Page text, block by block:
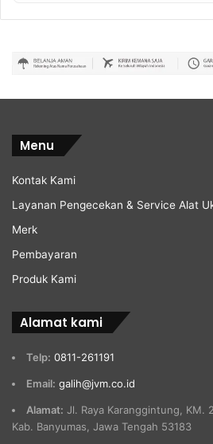
Menu
Kontak Kami
Layanan Pengecekan & Service Alat
Merk
Pembayaran
Produk Kami
Alamat kami
Telp: 0811-261191
Email: galih@jvm.co.id
Alamat: Jl. Raya Karanggintung, KM.
Kab. Banyumas, Jawa Tengah 53183